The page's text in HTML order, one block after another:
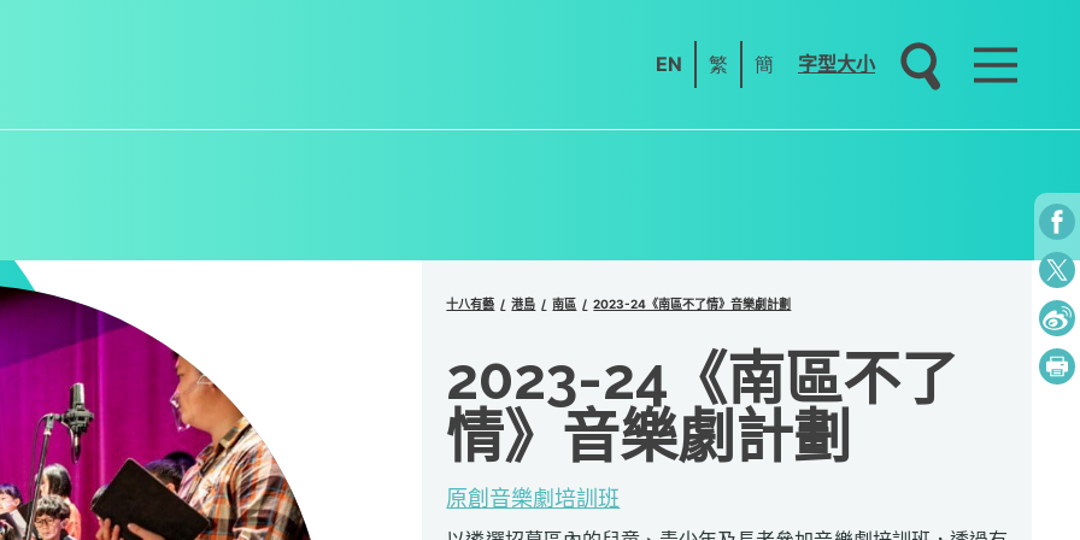
EN 繁 簡 字型大小
十八有藝 港島 南區 2023-24《南區不了情》音樂劇計劃
2023-24《南區不了
情》音樂劇計劃
原創音樂劇培訓班